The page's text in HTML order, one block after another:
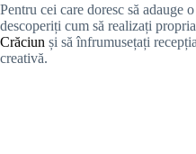
Pentru cei care doresc să adauge
descoperiți cum să realizați propria
Crăciun și să înfrumusețați
creativă.